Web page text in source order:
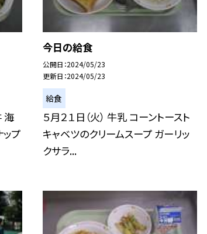
海
ップ
今日の給食
公開日 2024/05/23
更新日 2024/05/23
給食
５月２１日（火） 牛乳 コーントースト
キャベツのクリームスープ ガーリッ
クサラ...